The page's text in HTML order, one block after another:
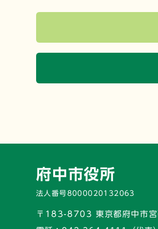
府中市役所
法人番号8000020132063
〒183-8703 東京都府中市